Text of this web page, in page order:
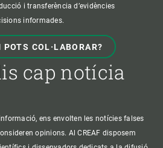
i transferència d’evidències
informades.
POTS COL·LABORAR?
cap notícia
ens envolten les notícies falses
opinions. Al CREAF disposem